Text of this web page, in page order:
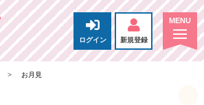
ログイン 新規登録
お月見